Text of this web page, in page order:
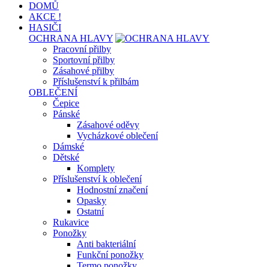
DOMŮ
AKCE !
HASIČI
OCHRANA HLAVY
Pracovní přilby
Sportovní přilby
Zásahové přilby
Příslušenství k přilbám
OBLEČENÍ
Čepice
Pánské
Zásahové oděvy
Vycházkové oblečení
Dámské
Dětské
Komplety
Příslušenství k oblečení
Hodnostní značení
Opasky
Ostatní
Rukavice
Ponožky
Anti bakteriální
Funkční ponožky